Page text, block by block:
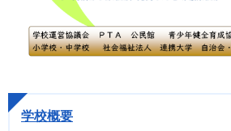
学校概要